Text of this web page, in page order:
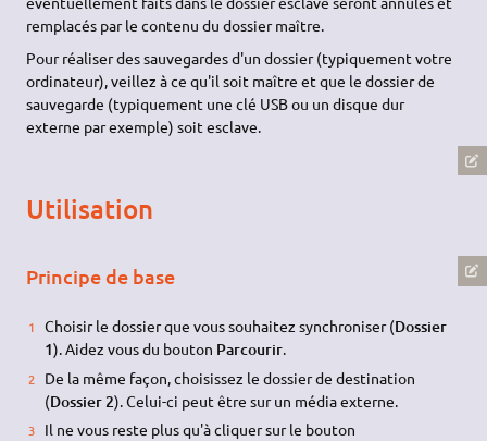
remplacés par le contenu du dossier maître.
Pour réaliser des sauvegardes d'un dossier (typiquement votre
ordinateur), veillez à ce qu'il soit maître et que le dossier de
sauvegarde (typiquement une clé USB ou un disque dur
externe par exemple) soit esclave.
Utilisation
Principe de base
Choisir le dossier que vous souhaitez synchroniser (Dossier
1). Aidez vous du bouton Parcourir.
De la même façon, choisissez le dossier de destination
(Dossier 2). Celui-ci peut être sur un média externe.
Il ne vous reste plus qu'à cliquer sur le bouton